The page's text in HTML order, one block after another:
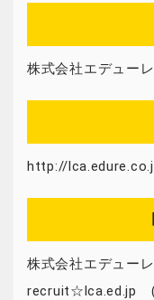
株式会社エデュー
http://
株式会社エデュー
recruit☆lca.ed.jp